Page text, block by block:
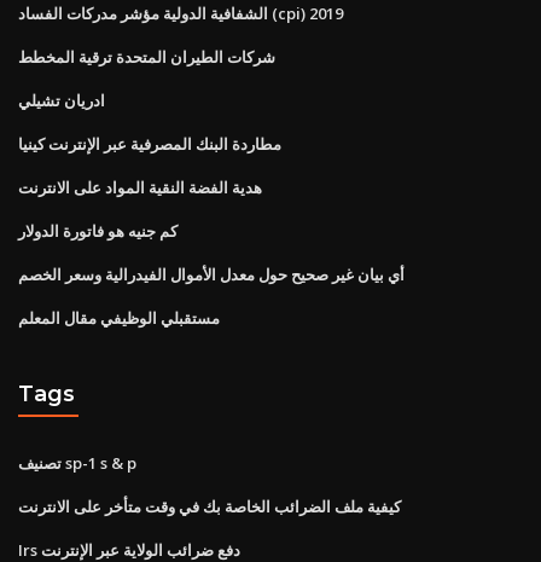
الشفافية الدولية مؤشر مدركات الفساد (cpi) 2019
شركات الطيران المتحدة ترقية المخطط
ادريان تشيلي
مطاردة البنك المصرفية عبر الإنترنت كينيا
هدية الفضة النقية المواد على الانترنت
كم جنيه هو فاتورة الدولار
أي بيان غير صحيح حول معدل الأموال الفيدرالية وسعر الخصم
مستقبلي الوظيفي مقال المعلم
Tags
تصنيف sp-1 s & p
كيفية ملف الضرائب الخاصة بك في وقت متأخر على الانترنت
Irs دفع ضرائب الولاية عبر الإنترنت